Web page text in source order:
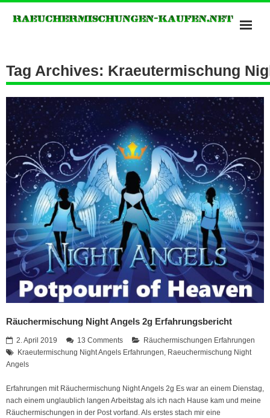
Kush Räuchermischungen
Potpourris of Heavan
Räuchermischungen Shops
Spice Räuchermischung
Tag Archives: Kraeutermischung
Räuchermischung Night Angels 2g Erfahrungsbericht
2. April 2019 13 Comments
Räuchermischungen Erfahrungen
Kraeutermischung Night Angels Erfahrungen, Raeuchermischung Night
Angels
Erfahrungen mit Räuchermischung Night Angels 2g Es war an einem Dienstag,
nach einem unglaublich langen Arbeitstag als ich nach Hause kam und meine
Räuchermischungen in der Post vorfand. Als erstes stach mir eine